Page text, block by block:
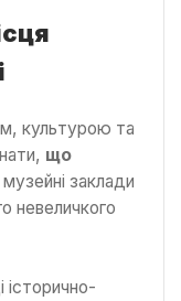
культурою та
що
заклади
невеличкого
історично-